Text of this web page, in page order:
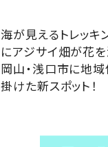
海が見えるトレッキ
にアジサイ畑が花
岡山・浅口市に地
掛けた新スポット！